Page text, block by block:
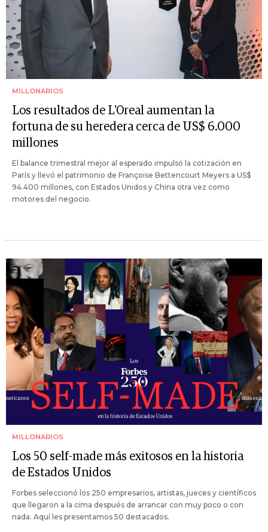
MILLONARIOS
Los resultados de L'Oreal aumentan la
fortuna de su heredera cerca de US$ 6.000
millones
El balance trimestral mejor al esperado impulsó la cotización en
París y llevó el patrimonio de Françoise Bettencourt Meyers a US$
94.400 millones, con Estados Unidos y China otra vez como
motores del negocio.
MILLONARIOS
Los 50 self-made más exitosos en la historia
de Estados Unidos
Forbes seleccionó los 250 empresarios, artistas, jueces y científicos
que llegaron a la cima después de arrancar con muy poco o con
nada. Aquí les presentamos 50 destacados.